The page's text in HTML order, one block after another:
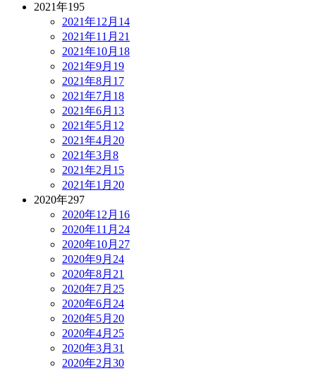
2021年195
2021年12月 14
2021年11月 21
2021年10月 18
2021年9月 19
2021年8月 17
2021年7月 18
2021年6月 13
2021年5月 12
2021年4月 20
2021年3月 8
2021年2月 15
2021年1月 20
2020年297
2020年12月 16
2020年11月 24
2020年10月 27
2020年9月 24
2020年8月 21
2020年7月 25
2020年6月 24
2020年5月 20
2020年4月 25
2020年3月 31
2020年2月 30